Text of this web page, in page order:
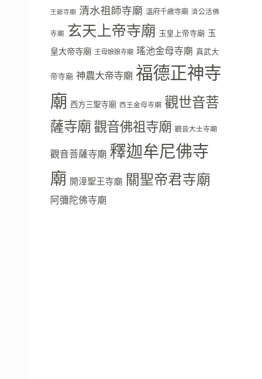
王爺寺廟 清水祖師寺廟 溫府千歲寺廟 濟公活佛
寺廟 玄天上帝寺廟 玉皇上帝寺廟 玉
皇大帝寺廟 王母娘娘寺廟 瑤池金母寺廟 真武大
帝寺廟 神農大帝寺廟 福德正神寺
廟 西方三聖寺廟 西王金母寺廟 觀世音菩
薩寺廟觀音佛祖寺廟 觀音大士寺廟
觀音菩薩寺廟 釋迦牟尼佛寺
廟 開漳聖王寺廟 關聖帝君寺廟
阿彌陀佛寺廟